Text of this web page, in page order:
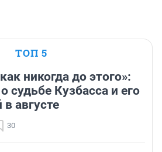
ТОП 5
никогда до этого»:
судьбе Кузбасса и его
августе
30